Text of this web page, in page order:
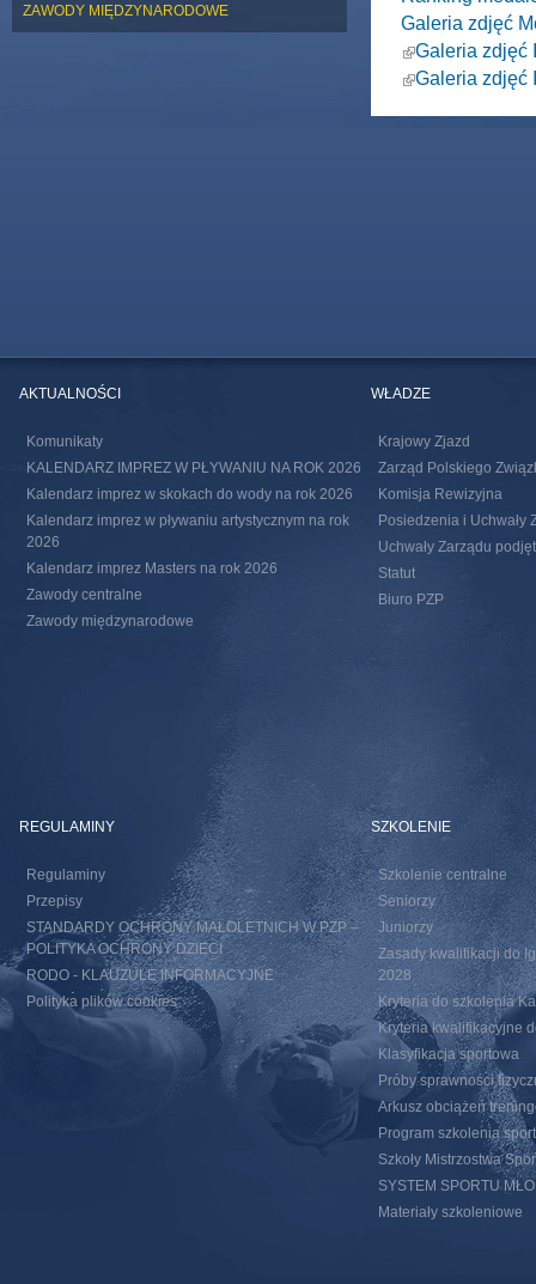
ZAWODY MIĘDZYNARODOWE
Galeria zdjęć
(link is external)
Galeria zdjęć
(link is external)
Galeria zdjęć
AKTUALNOŚCI
Komunikaty
KALENDARZ IMPREZ W PŁYWANIU NA ROK 2026
Kalendarz imprez w skokach do wody na rok 2026
Kalendarz imprez w pływaniu artystycznym na rok
2026
Kalendarz imprez Masters na rok 2026
Zawody centralne
Zawody międzynarodowe
WŁADZE
Krajowy Zjazd
Zarząd Polskiego
Komisja Rewizyjna
Posiedzenia i Uchwały
Uchwały Zarządu
Statut
Biuro PZP
REGULAMINY
Regulaminy
Przepisy
STANDARDY OCHRONY MAŁOLETNICH W PZP –
POLITYKA OCHRONY DZIECI
RODO - KLAUZULE INFORMACYJNE
Polityka plików cookies
SZKOLENIE
Szkolenie centralne
Seniorzy
Juniorzy
Zasady kwalifikacji do
2028
Kryteria do szkolenia
Kryteria kwalifikacyjne
Klasyfikacja sportowa
Próby sprawności
Arkusz obciążeń
Program szkolenia
Szkoły Mistrzostwa
SYSTEM SPORTU
Materiały szkoleniowe